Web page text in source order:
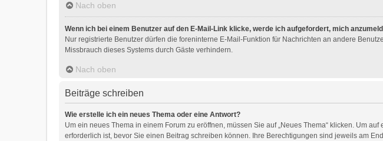
Nach oben
Wenn ich bei einem Benutzer auf den E-Mail-Link klicke, werde ich aufgefordert, mich
Nur registrierte Benutzer dürfen die foreninterne E-Mail-Funktion für Nachrichten an andere
Missbrauch dieses Systems durch Gäste verhindern.
Nach oben
Beiträge schreiben
Wie erstelle ich ein neues Thema oder eine Antwort?
Um ein neues Thema in einem Forum zu eröffnen, müssen Sie auf „Neues Thema“ klicken. Um
erforderlich ist, bevor Sie einen Beitrag schreiben können. Ihre Berechtigungen sind jeweils am